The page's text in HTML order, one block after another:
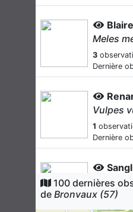
Meles
3
Dernière
Vulpes
1
Dernière
Sus
1
Dernière
100 dernières
de Bronvaux (57)